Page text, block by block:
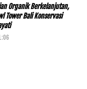
Organik Berkelanjutan,
Tower Bali Konservasi